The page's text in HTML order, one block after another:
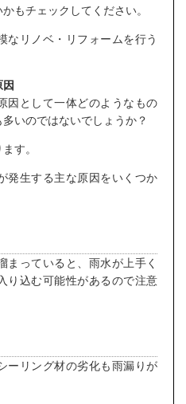
もチェックしてください。
なリノベ・リフォームを行う
因として一体どのようなもの
いのではないでしょうか？
す。
発生する主な原因をいくつか
まっていると、雨水が上手く
り込む可能性があるので注意
ーリング材の劣化も雨漏りが